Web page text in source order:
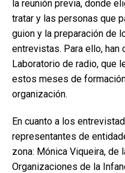
la reunión previa, donde
tratar y las personas que
guion y la preparación de
entrevistas. Para ello, han
Laboratorio de radio, que
estos meses de
organización.
En cuanto a los
representantes de
zona: Mónica Viqueira, de
Organizaciones de la